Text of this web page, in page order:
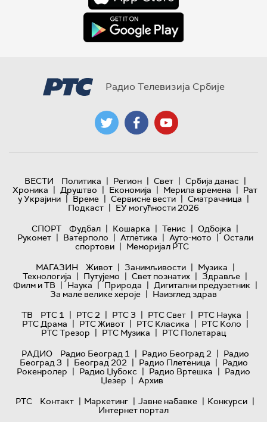
Радио Телевизија Србије
ВЕСТИ Политика | Регион | Свет | Србија данас |
Хроника | Друштво | Економија | Мерила времена | Рат
у Украјини | Време | Сервисне вести | Сматрачница |
Подкаст | ЕУ могућности 2026
СПОРТ
Фудбал | Кошарка | Тенис | Одбојка |
Рукомет | Ватерполо | Атлетика | Ауто-мото | Остали
спортови | Меморијал РТС
МАГАЗИН
Живот | Занимљивости | Музика |
Технологијa | Путујемо | Свет познатих | Здравље |
Филм и ТВ | Наука | Природа | Дигитални предузетник |
За мале велике хероје | Наизглед здрав
ТВ
РТС 1 | РТС 2 | РТС 3 | РТС Свет | РТС Наука |
РТС Драма | РТС Живот | РТС Класика | РТС Коло |
РТС Трезор | РТС Музика | РТС Полетарац
РАДИО
Радио Београд 1 | Радио Београд 2 | Радио
Београд 3 | Београд 202 | Радио Плетеница | Радио
Рокенролер | Радио Џубокс | Радио Вртешка | Радио
Џезер | Архив
РТС
Контакт | Маркетинг | Јавне набавке | Конкурси |
Интернет портал